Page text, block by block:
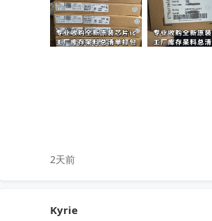
快速清空仓库，释放仓储空间，高效
覆盖全国上门收货，珠三角、深圳区
2天前
Kyrie